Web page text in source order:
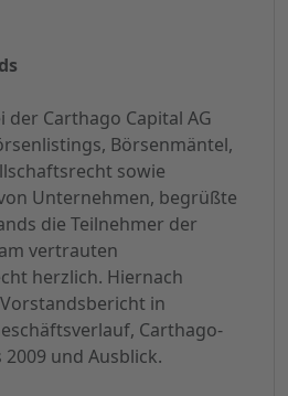
der Carthago Capital AG
Börsenmäntel,
sowie
Unternehmen, begrüßte
die Teilnehmer der
vertrauten
herzlich. Hiernach
in
Carthago-
und Ausblick.